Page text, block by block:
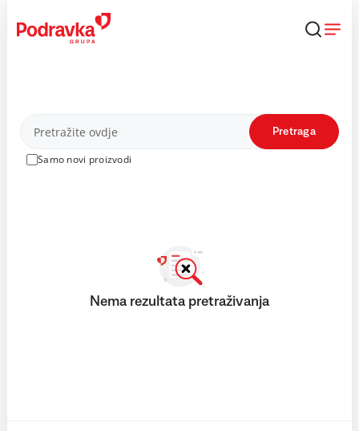
content
Proizvodi
Samo novi proizvodi
Pretraga
Nema rezultata pretraživanja